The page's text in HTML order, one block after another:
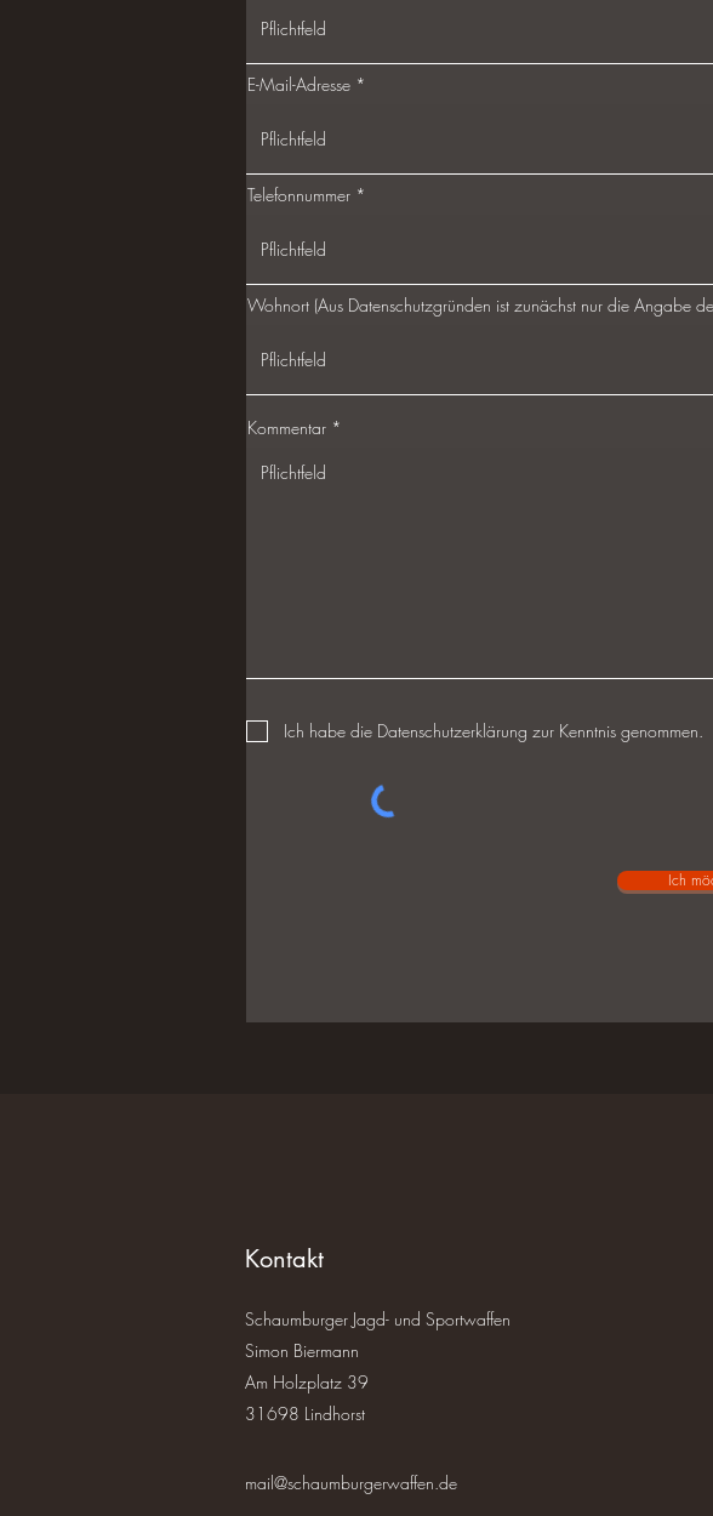
E-Mail-Adresse
Telefonnummer
Wohnort (Aus Datenschutzgründen ist zunächst nur die Angabe
Kommentar
Ich habe die Datenschutzerklärung zur Kenntnis genommen.
Ich
Kontakt
Schaumburger Jagd- und Sportwaffen
Simon Biermann
Am Holzplatz 39
31698 Lindhorst
mail@schaumburgerwaffen.de